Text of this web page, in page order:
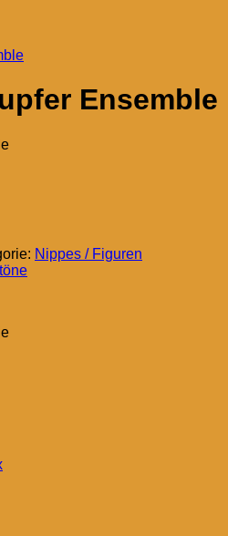
Ensemble
Nippes / Figuren